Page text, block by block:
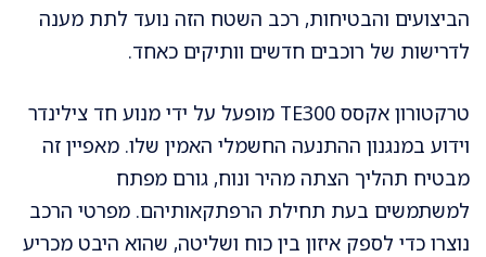
הביצועים והבטיחות, רכב השטח הזה נועד לתת מענה
לדרישות של רוכבים חדשים וותיקים כאחד.
טרקטורון אקסס TE300 מופעל על ידי מנוע חד צילינדר
וידוע במנגנון ההתנעה החשמלי האמין שלו. מאפיין זה
מבטיח תהליך הצתה מהיר ונוח, גורם מפתח
למשתמשים בעת תחילת הרפתקאותיהם. מפרטי הרכב
נוצרו כדי לספק איזון בין כוח ושליטה, שהוא היבט מכריע